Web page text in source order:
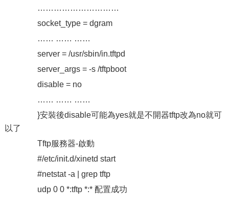
…………………………
socket_type = dgram
…… …… ……
server = /usr/sbin/in.tftpd
server_args = -s /tftpboot
disable = no
…… …… ……
}安裝後disable可能為yes就是不開器tftp改為no就可
以了
Tftp服務器-啟動
#/etc/init.d/xinetd start
#netstat -a | grep tftp
udp 0 0 *:tftp *:* 配置成功